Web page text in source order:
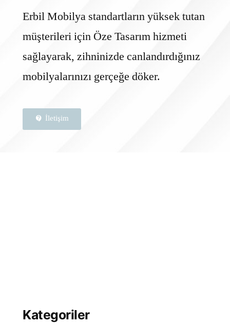
Erbil Mobilya standartların yüksek tutan
müşterileri için Öze Tasarım hizmeti
sağlayarak, zihninizde canlandırdığınız
mobilyalarınızı gerçeğe döker.
İletişim
Kategoriler